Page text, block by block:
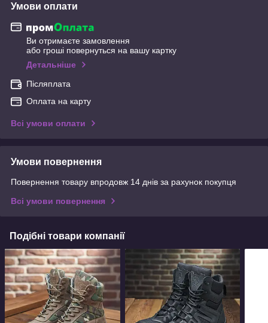
Умови оплати
Ви отримаєте замовлення
або гроші повернуться на вашу картку
Детальніше
Післяплата
Оплата на карту
Всі умови оплати
Умови повернення
Повернення товару впродовж 14 днів за рахунок покупця
Всі умови повернення
Подібні товари компанії